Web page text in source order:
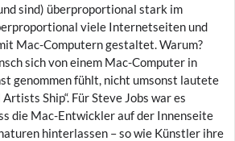
sind) überproportional stark im
viele Internetseiten und
Mac-Computern gestaltet. Warum?
sich von einem Mac-Computer in
genommen fühlt, nicht umsonst lautete
Ship“. Für Steve Jobs war es
die Mac-Entwickler auf der Innenseite
hinterlassen – so wie Künstler ihre